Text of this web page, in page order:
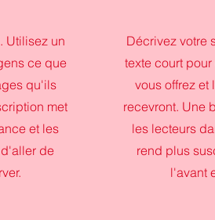
Utilisez un
ce que
qu'ils
met
et les
de
Décrivez votre
texte court
vous offrez et
recevront. Une
les lecteurs
rend plus
l'avant